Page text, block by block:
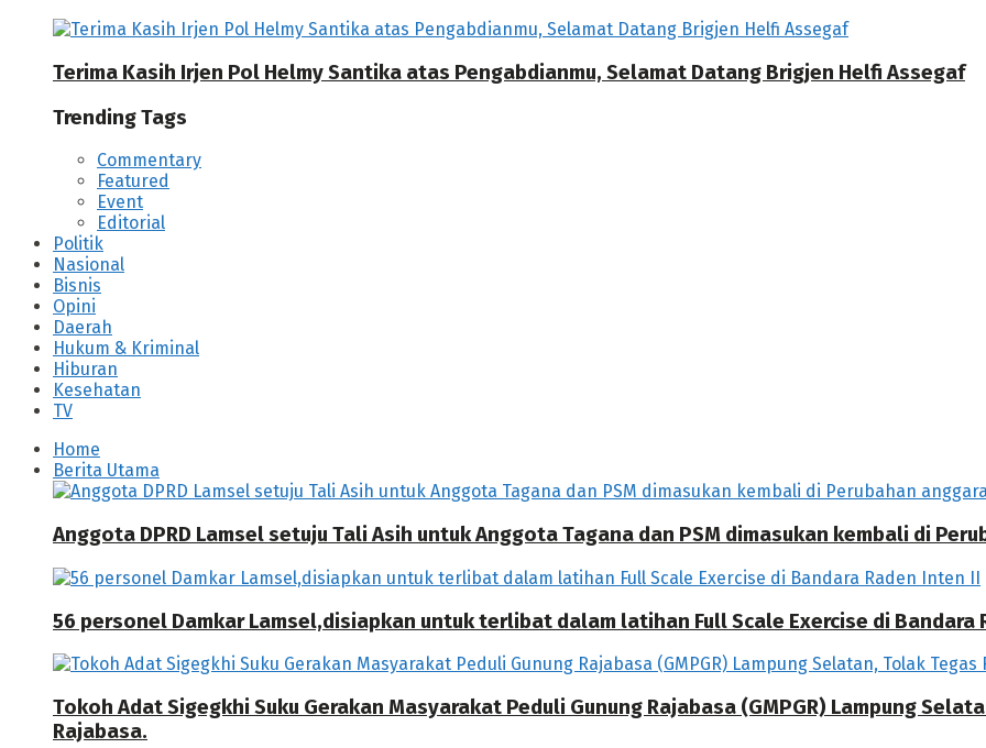
Terima Kasih Irjen Pol Helmy Santika atas Pengabdianmu, Selamat Datang Brigjen Helfi Assegaf
Trending Tags
Commentary
Featured
Event
Editorial
Politik
Nasional
Bisnis
Opini
Daerah
Hukum & Kriminal
Hiburan
Kesehatan
TV
Home
Berita Utama
Anggota DPRD Lamsel setuju Tali Asih untuk Anggota Tagana dan PSM dimasukan kembali di
56 personel Damkar Lamsel,disiapkan untuk terlibat dalam latihan Full Scale Exercise di Bandara
Tokoh Adat Sigegkhi Suku Gerakan Masyarakat Peduli Gunung Rajabasa (GMPGR) Lampung
Rajabasa.